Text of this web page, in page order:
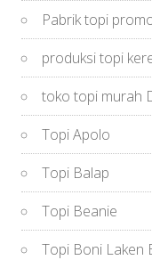
Pabrik topi
produksi topi
toko topi murah
Topi Apolo
Topi Balap
Topi Beanie
Topi Boni Laken